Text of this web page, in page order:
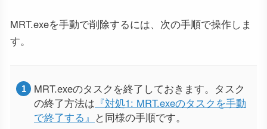
MRT.exeを手動で削除するには、次の手順で操作しま
す。
MRT.exeのタスクを終了しておきます。タスク
の終了方法は 『対処1: MRT.exeのタスクを手動
で終了する』 と同様の手順です。